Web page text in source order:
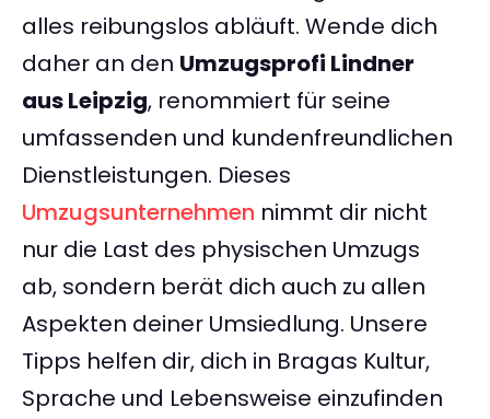
alles reibungslos abläuft. Wende dich
daher an den Umzugsprofi Lindner
aus Leipzig, renommiert für seine
umfassenden und kundenfreundlichen
Dienstleistungen. Dieses
Umzugsunternehmen nimmt dir nicht
nur die Last des physischen Umzugs
ab, sondern berät dich auch zu allen
Aspekten deiner Umsiedlung. Unsere
Tipps helfen dir, dich in Bragas Kultur,
Sprache und Lebensweise einzufinden